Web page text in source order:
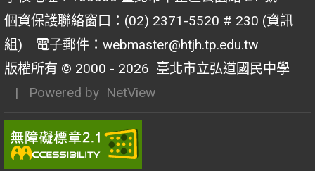
個資保護聯絡窗口：(02) 2371-5520 # 230 (資訊
組) 電子郵件：webmaster@htjh.tp.edu.tw
版權所有 © 2000 - 2026 臺北市立弘道國民中學
| Powered by NetView